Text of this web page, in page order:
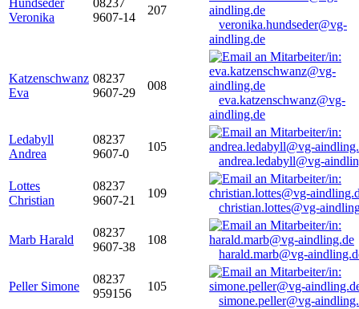
Hundseder
Veronika
08237
9607-14
207
veronika.hundseder@vg-
aindling.de
Katzenschwanz
Eva
08237
9607-29
008
eva.katzenschwanz@vg-
aindling.de
Ledabyll
Andrea
08237
9607-0
105
andrea.ledabyll@vg-
Lottes
Christian
08237
9607-21
109
christian.lottes@vg-
Marb Harald
08237
9607-38
108
harald.marb@vg-
Peller Simone
08237
959156
105
simone.peller@vg-